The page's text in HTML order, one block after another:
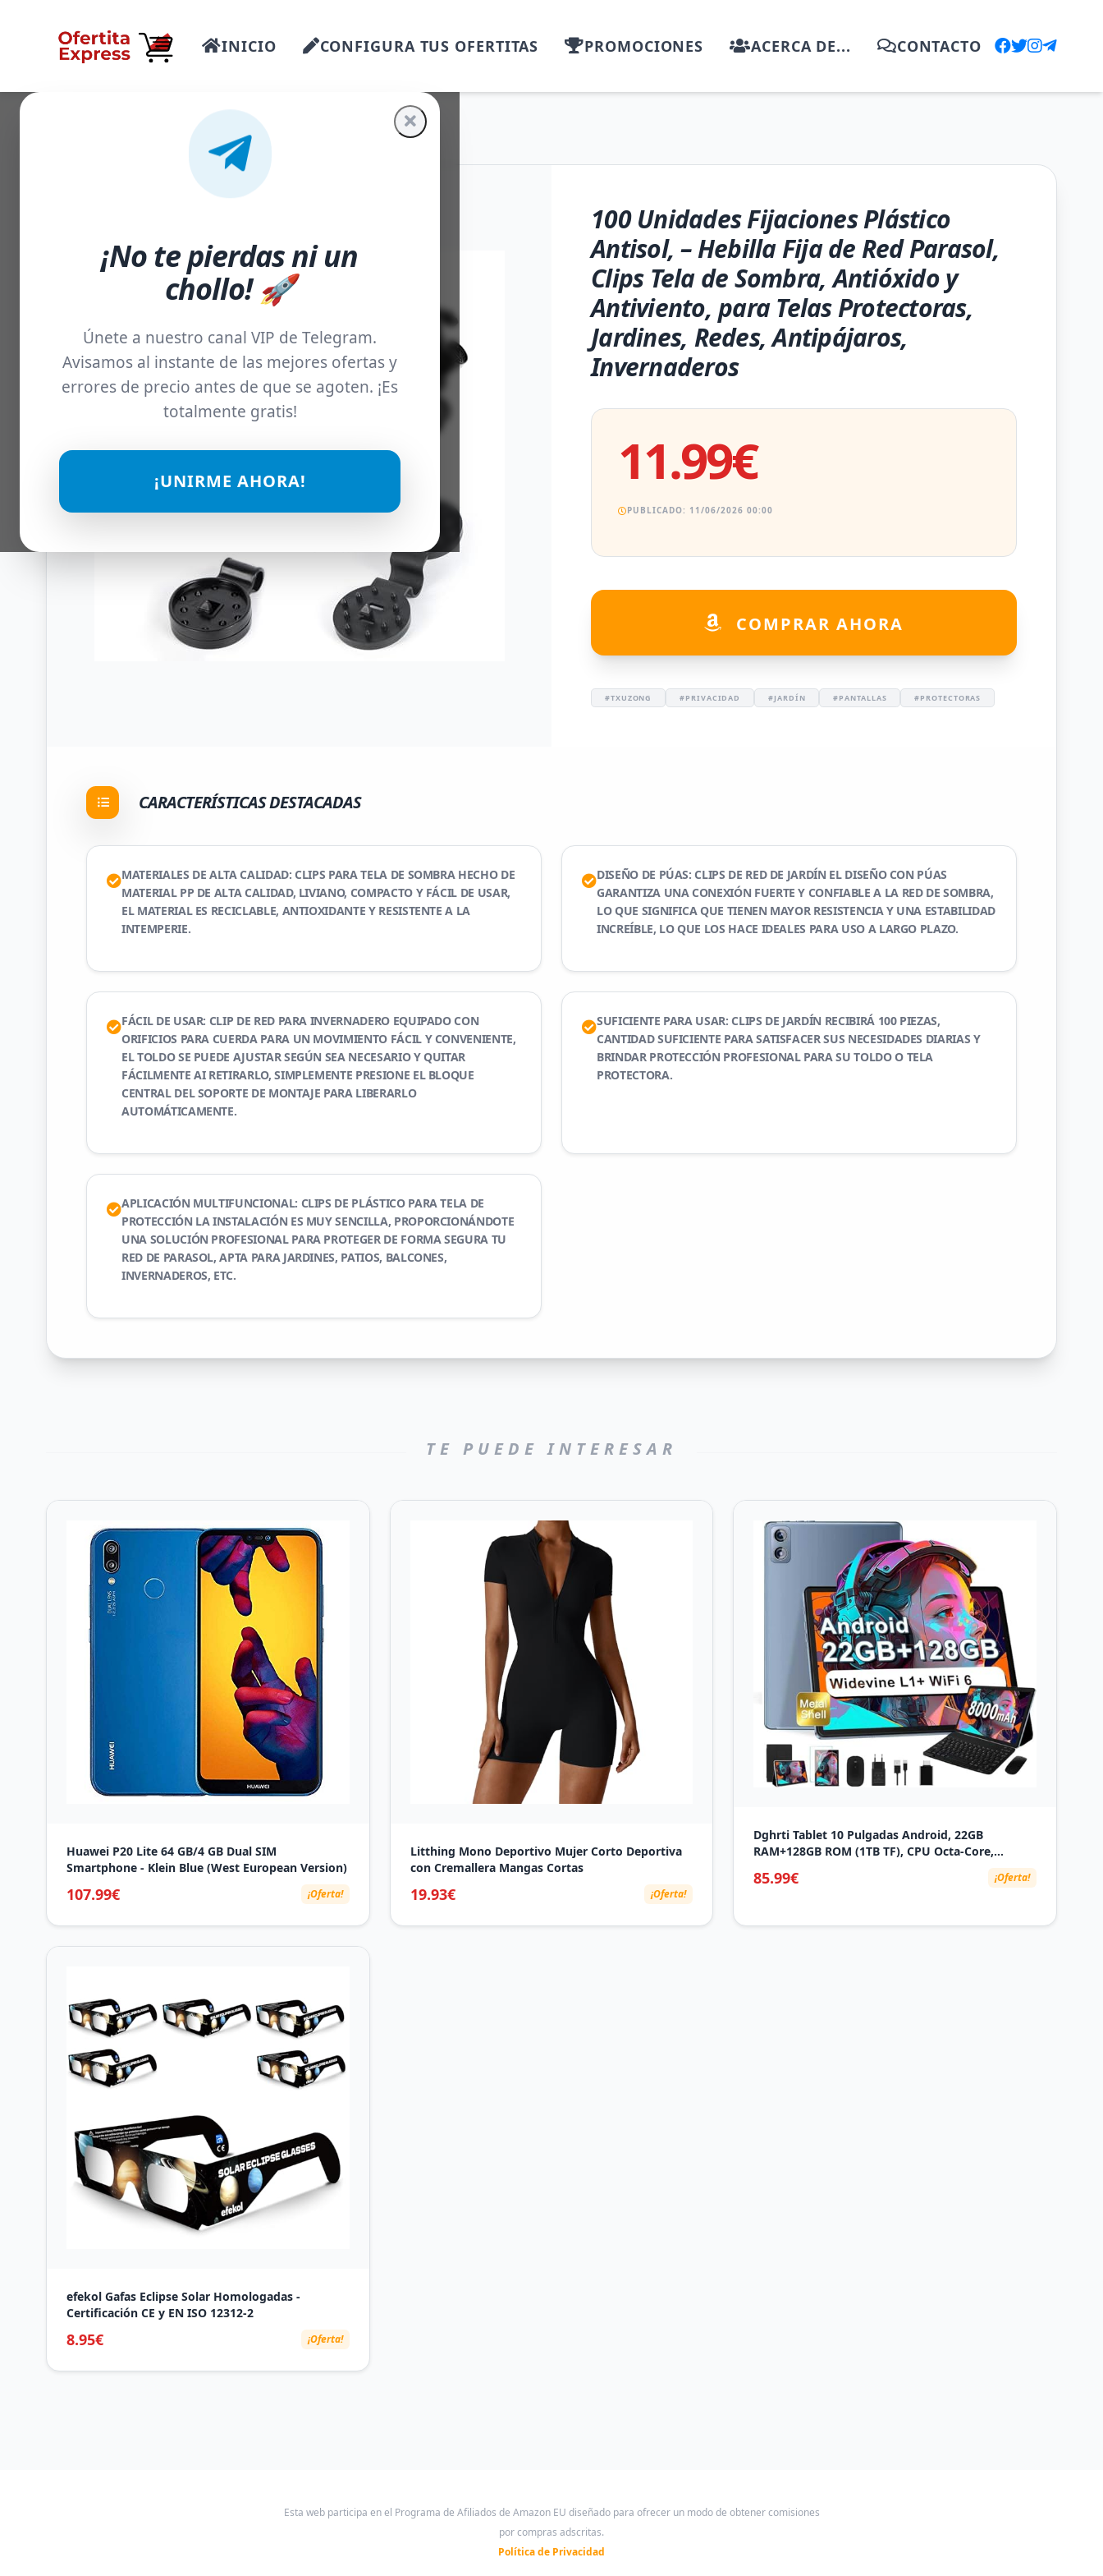
INICIO CONFIGURA TUS OFERTITAS PROMOCIONES ACERCA DE... CONTACTO
¡No te pierdas ni un
chollo! 🚀
Únete a nuestro canal VIP de Telegram.
Avisamos al instante de las mejores ofertas y
errores de precio antes de que se agoten. ¡Es
totalmente gratis!
¡UNIRME AHORA!
100 Unidades Fijaciones Plástico
Antisol, – Hebilla Fija de Red Parasol,
Clips Tela de Sombra, Antióxido y
Antiviento, para Telas Protectoras,
Jardines, Redes, Antipájaros,
Invernaderos
11.99€
PUBLICADO: 11/06/2026 00:00
COMPRAR AHORA
#TXUZONG #PRIVACIDAD #JARDÍN #PANTALLAS #PROTECTORAS
CARACTERÍSTICAS DESTACADAS
MATERIALES DE ALTA CALIDAD: CLIPS PARA TELA DE SOMBRA HECHO DE
MATERIAL PP DE ALTA CALIDAD, LIVIANO, COMPACTO Y FÁCIL DE USAR,
EL MATERIAL ES RECICLABLE, ANTIOXIDANTE Y RESISTENTE A LA
INTEMPERIE.
DISEÑO DE PÚAS: CLIPS DE RED DE JARDÍN EL DISEÑO CON PÚAS
GARANTIZA UNA CONEXIÓN FUERTE Y CONFIABLE A LA RED DE SOMBRA,
LO QUE SIGNIFICA QUE TIENEN MAYOR RESISTENCIA Y UNA ESTABILIDAD
INCREÍBLE, LO QUE LOS HACE IDEALES PARA USO A LARGO PLAZO.
FÁCIL DE USAR: CLIP DE RED PARA INVERNADERO EQUIPADO CON
ORIFICIOS PARA CUERDA PARA UN MOVIMIENTO FÁCIL Y CONVENIENTE,
EL TOLDO SE PUEDE AJUSTAR SEGÚN SEA NECESARIO Y QUITAR
FÁCILMENTE AI RETIRARLO, SIMPLEMENTE PRESIONE EL BLOQUE
CENTRAL DEL SOPORTE DE MONTAJE PARA LIBERARLO
AUTOMÁTICAMENTE.
SUFICIENTE PARA USAR: CLIPS DE JARDÍN RECIBIRÁ 100 PIEZAS,
CANTIDAD SUFICIENTE PARA SATISFACER SUS NECESIDADES DIARIAS Y
BRINDAR PROTECCIÓN PROFESIONAL PARA SU TOLDO O TELA
PROTECTORA.
APLICACIÓN MULTIFUNCIONAL: CLIPS DE PLÁSTICO PARA TELA DE
PROTECCIÓN LA INSTALACIÓN ES MUY SENCILLA, PROPORCIONÁNDOTE
UNA SOLUCIÓN PROFESIONAL PARA PROTEGER DE FORMA SEGURA TU
RED DE PARASOL, APTA PARA JARDINES, PATIOS, BALCONES,
INVERNADEROS, ETC.
TE PUEDE INTERESAR
Huawei P20 Lite 64 GB/4 GB Dual SIM
Smartphone - Klein Blue (West European Version)
107.99€ ¡Oferta!
Litthing Mono Deportivo Mujer Corto Deportiva
con Cremallera Mangas Cortas
19.93€ ¡Oferta!
Dghrti Tablet 10 Pulgadas Android, 22GB
RAM+128GB ROM (1TB TF), CPU Octa-Core,
8000mAh, Widevine L1, Dual WiFi, BT 5.0, Face ID,
5MP+8MP, con Carcasa MetÃlica, Teclado y Ratón-
85.99€ ¡Oferta!
efekol Gafas Eclipse Solar Homologadas -
Certificación CE y EN ISO 12312-2
8.95€ ¡Oferta!
Esta web participa en el Programa de Afiliados de Amazon EU diseñado para ofrecer un modo de obtener comisiones
por compras adscritas.
Política de Privacidad